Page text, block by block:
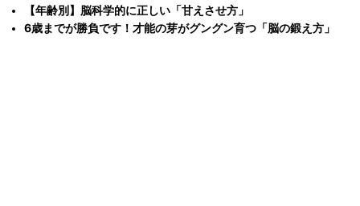
【年齢別】脳科学的に正しい「甘えさせ方」
6歳までが勝負です！才能の芽がグングン育つ「脳の鍛え方」